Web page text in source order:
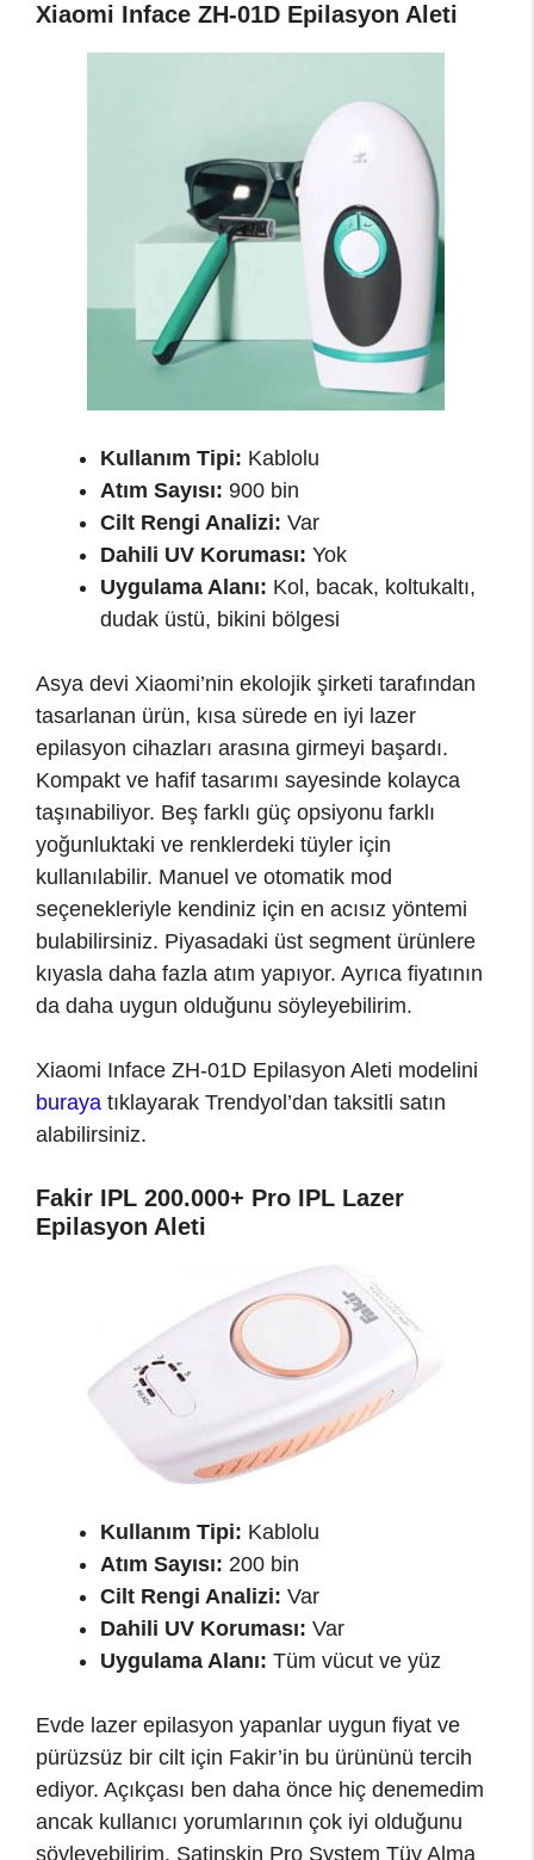
Xiaomi Inface ZH-01D Epilasyon Aleti
Kullanım Tipi: Kablolu
Atım Sayısı: 900 bin
Cilt Rengi Analizi: Var
Dahili UV Koruması: Yok
Uygulama Alanı: Kol, bacak, koltukaltı,
dudak üstü, bikini bölgesi
Asya devi Xiaomi’nin ekolojik şirketi tarafından
tasarlanan ürün, kısa sürede en iyi lazer
epilasyon cihazları arasına girmeyi başardı.
Kompakt ve hafif tasarımı sayesinde kolayca
taşınabiliyor. Beş farklı güç opsiyonu farklı
yoğunluktaki ve renklerdeki tüyler için
kullanılabilir. Manuel ve otomatik mod
seçenekleriyle kendiniz için en acısız yöntemi
bulabilirsiniz. Piyasadaki üst segment ürünlere
kıyasla daha fazla atım yapıyor. Ayrıca fiyatının
da daha uygun olduğunu söyleyebilirim.
Xiaomi Inface ZH-01D Epilasyon Aleti modelini
buraya tıklayarak Trendyol’dan taksitli satın
alabilirsiniz.
Fakir IPL 200.000+ Pro IPL Lazer
Epilasyon Aleti
Kullanım Tipi: Kablolu
Atım Sayısı: 200 bin
Cilt Rengi Analizi: Var
Dahili UV Koruması: Var
Uygulama Alanı: Tüm vücut ve yüz
Evde lazer epilasyon yapanlar uygun fiyat ve
pürüzsüz bir cilt için Fakir’in bu ürününü tercih
ediyor. Açıkçası ben daha önce hiç denemedim
ancak kullanıcı yorumlarının çok iyi olduğunu
söyleyebilirim. Satinskin Pro System Tüy Alma